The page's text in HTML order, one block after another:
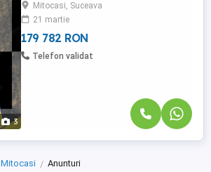
3
pădurii Suprafață: 3432 mp Utilități: curent
electric în vecinătate Avantaje: poziție
deosebită, cadru natural, ...
Mitocasi, Suceava
21 martie
179 782 RON
Telefon validat
Mitocasi Anunturi